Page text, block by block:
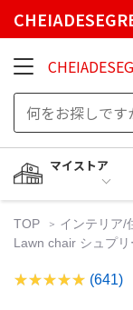
マイストア
TOP インテリア/
Lawn chair シュプリ
(641)